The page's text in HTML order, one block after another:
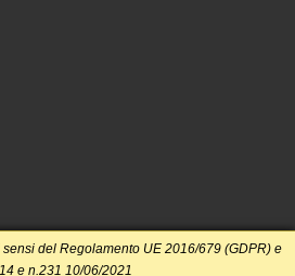
sensi del Regolamento UE 2016/679 (GDPR) e
e n.231 10/06/2021